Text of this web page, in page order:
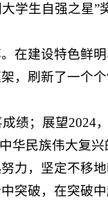
学生自强之星”
在建设特色鲜
，刷新了一个个
绩；展望2024
华民族伟大复
力，坚定不移
突破，在突破